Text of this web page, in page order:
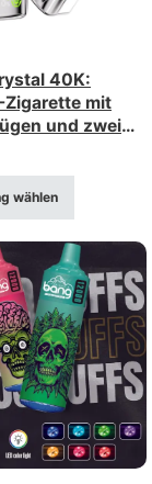
40K:
Zigarette mit
und zwei
–
wählen